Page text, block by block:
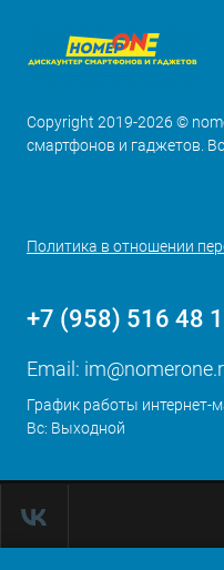
Copyright 2019-2026 ©
смартфонов и гаджетов.
Политика в отношении
+7 (958) 516 48
Email:
График работы интернет-
Вс: Выходной